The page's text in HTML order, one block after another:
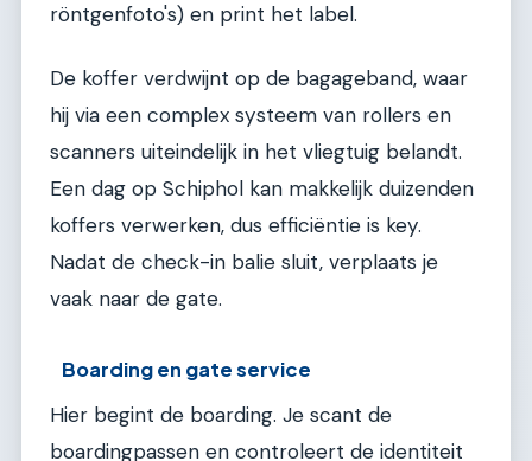
röntgenfoto's) en print het label.
De koffer verdwijnt op de bagageband, waar
hij via een complex systeem van rollers en
scanners uiteindelijk in het vliegtuig belandt.
Een dag op Schiphol kan makkelijk duizenden
koffers verwerken, dus efficiëntie is key.
Nadat de check-in balie sluit, verplaats je
vaak naar de gate.
Boarding en gate service
Hier begint de boarding. Je scant de
boardingpassen en controleert de identiteit